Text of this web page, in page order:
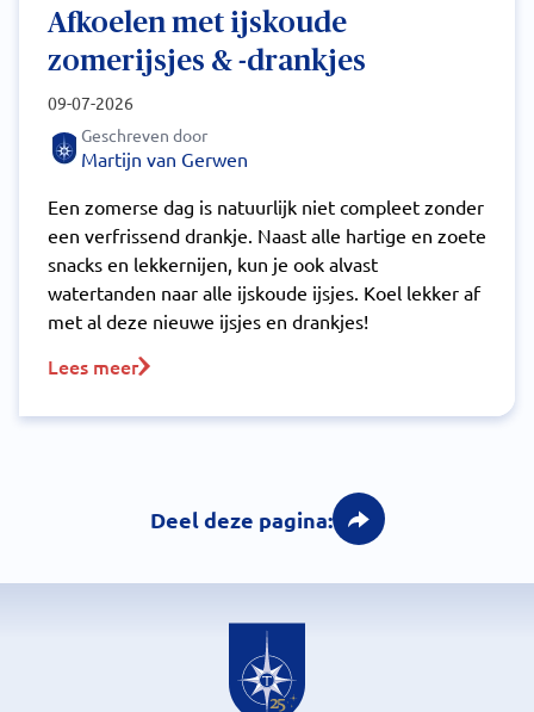
Afkoelen met ijskoude
zomerijsjes & -drankjes
09-07-2026
Geschreven door
Martijn van Gerwen
Een zomerse dag is natuurlijk niet compleet zonder
een verfrissend drankje. Naast alle hartige en zoete
snacks en lekkernijen, kun je ook alvast
watertanden naar alle ijskoude ijsjes. Koel lekker af
met al deze nieuwe ijsjes en drankjes!
Lees meer
Deel deze pagina: